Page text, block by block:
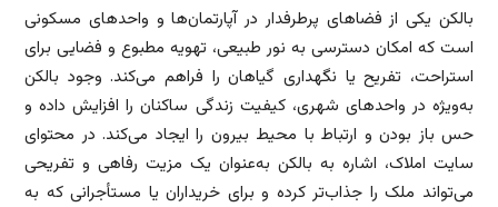
بالکن یکی از فضاهای پرطرفدار در آپارتمان‌ها و واحدهای مسکونی
است که امکان دسترسی به نور طبیعی، تهویه مطبوع و فضایی برای
استراحت، تفریح یا نگهداری گیاهان را فراهم می‌کند. وجود بالکن
به‌ویژه در واحدهای شهری، کیفیت زندگی ساکنان را افزایش داده و
حس باز بودن و ارتباط با محیط بیرون را ایجاد می‌کند. در محتوای
سایت املاک، اشاره به بالکن به‌عنوان یک مزیت رفاهی و تفریحی
می‌تواند ملک را جذاب‌تر کرده و برای خریداران یا مستأجرانی که به